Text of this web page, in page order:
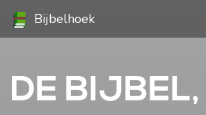
Bijbelhoek
DE BIJBEL,